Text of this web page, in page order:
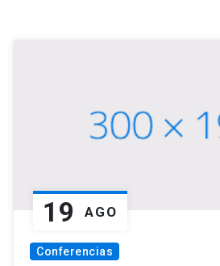
19 AGO
Conferencias